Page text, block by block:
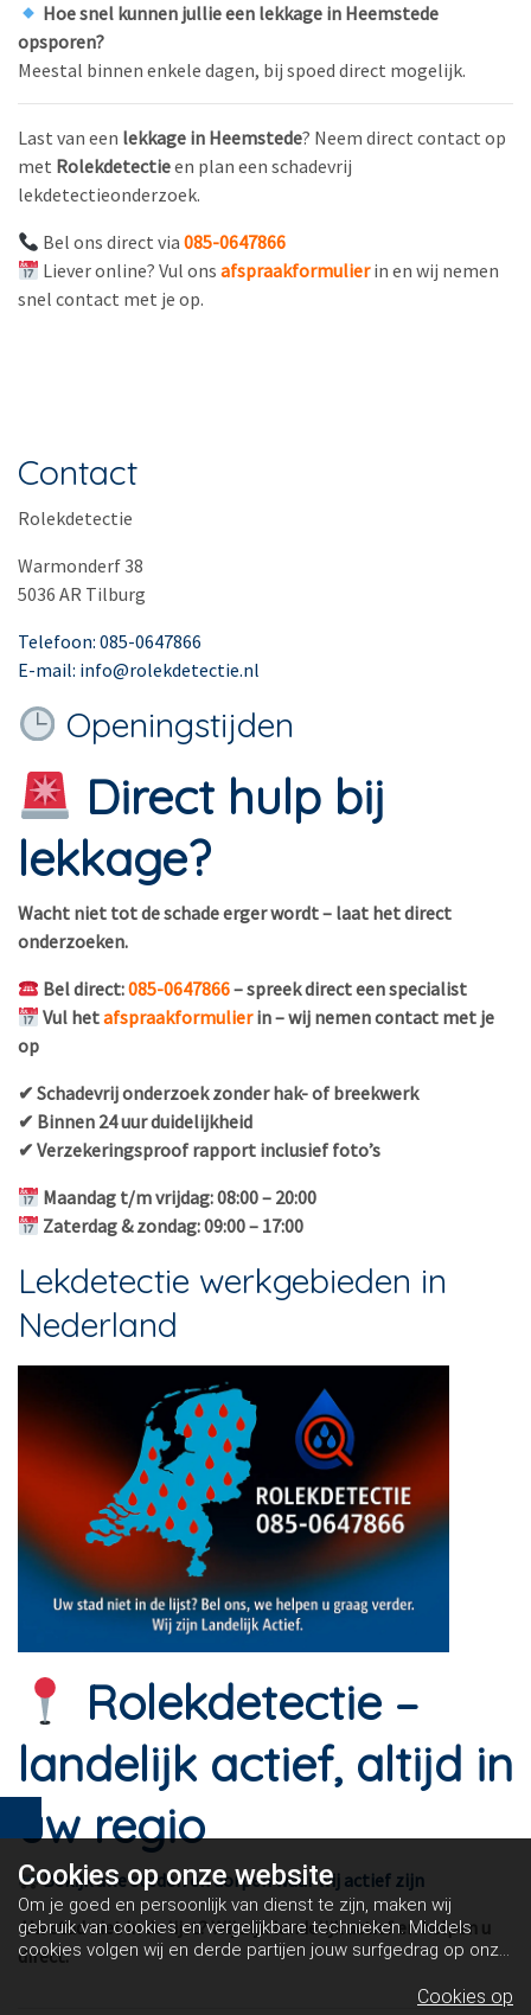
Hoe snel kunnen jullie een lekkage in Heemstede
opsporen?
Meestal binnen enkele dagen, bij spoed direct mogelijk.
Last van een lekkage in Heemstede? Neem direct contact op
met Rolekdetectieen plan een schadevrij
lekdetectieonderzoek.
Bel ons direct via085-0647866
Liever online? Vul onsafspraakformulierin en wij nemen
snel contact met je op.
Contact
Rolekdetectie
Warmonderf 38
5036 AR Tilburg
Telefoon: 085-0647866
E-mail: info@rolekdetectie.nl
Openingstijden
Direct hulp bij
lekkage?
Wacht niet tot de schade erger wordt – laat het direct
onderzoeken.
Bel direct:085-0647866– spreek direct een specialist
Vul hetafspraakformulierin – wij nemen contact met je
op
✔ Schadevrij onderzoek zonder hak- of breekwerk
✔ Binnen 24 uur duidelijkheid
✔ Verzekeringsproof rapport inclusief foto’s
Maandag t/m vrijdag: 08:00 – 20:00
Zaterdag & zondag: 09:00 – 17:00
Lekdetectie werkgebieden in
Nederland
Rolekdetectie –
landelijk actief, altijd in
uw regio
Bekijk alle steden en dorpen waar wij actief zijn
Uw stad niet in de lijst? Wij zijn landelijk actief en helpen u
direct.
Cookies oponze website
Om je goed en persoonlijk van dienst te zijn, maken wij
gebruik van cookies en vergelijkbare technieken. Middels
cookies volgen wij en derde partijen jouw surfgedrag op onze
en dit maakt het voor jou mogelijk om informatie te delen via
Cookies op